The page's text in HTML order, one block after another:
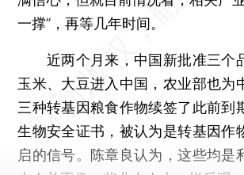
一撑”，再等几年时间。
近两个月来，中国新批准三个
玉米、大豆进入中国，农业部也为
三种转基因粮食作物续签了此前到
生物安全证书，被认为是转基因作
启的信号。陈章良认为，这些均是